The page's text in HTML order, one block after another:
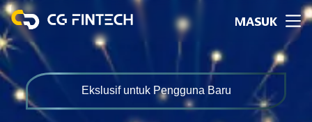
MASUK
Ekslusif untuk Pengguna Baru